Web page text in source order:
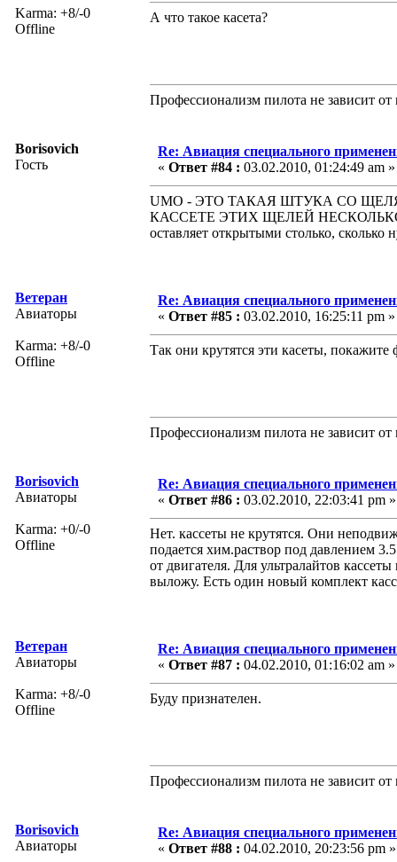
Karma: +8/-0
Offline
А что такое касета?
Профессионализм пилота не зависит
Borisovich
Гость
Re: Авиация специального
« Ответ #84 : 03.02.2010, 01:24:49 am »
UMO - ЭТО ТАКАЯ ШТУКА СО
КАССЕТЕ ЭТИХ ЩЕЛЕЙ
оставляет открытыми столько, сколько
Ветеран
Авиаторы
Karma: +8/-0
Offline
Re: Авиация специального
« Ответ #85 : 03.02.2010, 16:25:11 pm »
Так они крутятся эти касеты,
Профессионализм пилота не зависит
Borisovich
Авиаторы
Karma: +0/-0
Offline
Re: Авиация специального
« Ответ #86 : 03.02.2010, 22:03:41 pm »
Нет. кассеты не крутятся. Они
подается хим.раствор под давлением
от двигателя. Для ультралайтов
выложу. Есть один новый комплект
Ветеран
Авиаторы
Karma: +8/-0
Offline
Re: Авиация специального
« Ответ #87 : 04.02.2010, 01:16:02 am »
Буду признателен.
Профессионализм пилота не зависит
Borisovich
Авиаторы
Re: Авиация специального
« Ответ #88 : 04.02.2010, 20:23:56 pm »